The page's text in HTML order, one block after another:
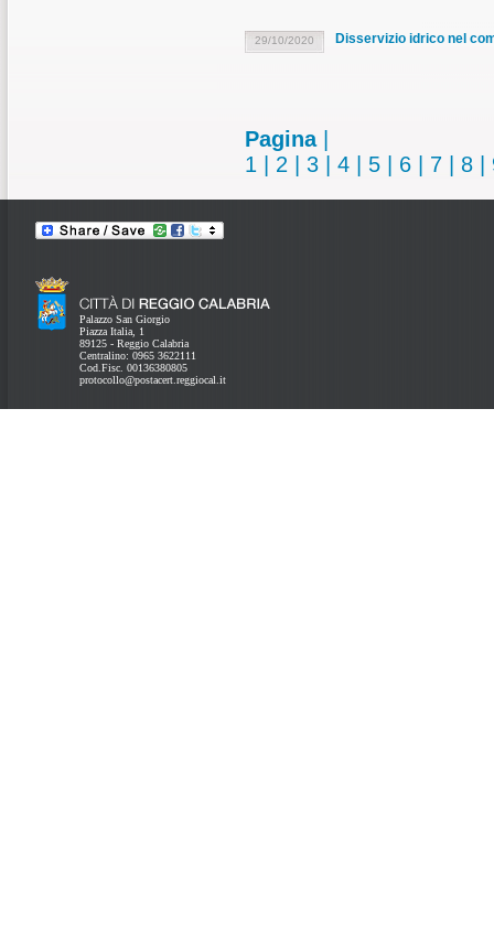
29/10/2020 Disservizio idrico nel
Pagina|
1
2 3 4 5 6 7 8
Palazzo San Giorgio
Piazza Italia, 1
89125 - Reggio Calabria
Centralino: 0965 3622111
Cod.Fisc. 00136380805
protocollo@postacert.reggiocal.it